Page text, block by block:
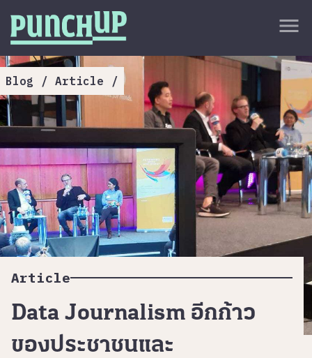
Skip to content
menu
close
About
Service
Project
Article
ลับด้านบน
Blog / Article /
Article
Data Journalism อีกก้าว
ของประชาชนและ